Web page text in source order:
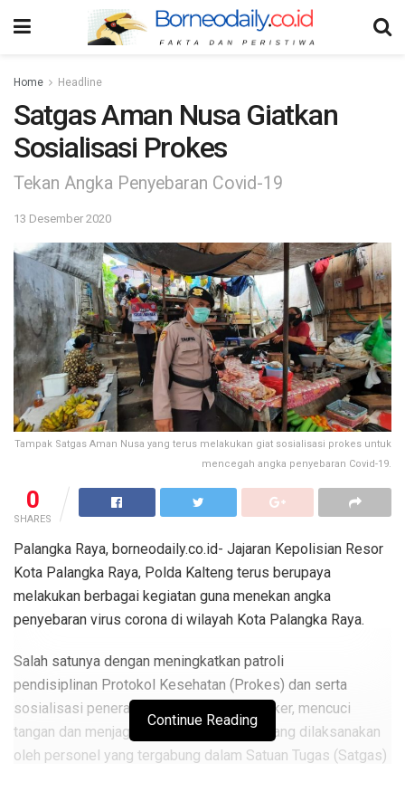
Home Headline
Satgas Aman Nusa Giatkan
Sosialisasi Prokes
Tekan Angka Penyebaran Covid-19
13 Desember 2020
Tampak Satgas Aman Nusa yang terus melakukan giat sosialisasi prokes untuk
mencegah angka penyebaran Covid-19.
0
SHARES
Palangka Raya, borneodaily.co.id- Jajaran Kepolisian Resor
Kota Palangka Raya, Polda Kalteng terus berupaya
melakukan berbagai kegiatan guna menekan angka
penyebaran virus corona di wilayah Kota Palangka Raya.
Salah satunya dengan meningkatkan patroli
pendisiplinan Protokol Kesehatan (Prokes) dan serta
sosialisasi penerapan 3M (memakai masker, mencuci
tangan dan menjaga jarak) sebagaimana yang dilaksanakan
oleh personel yang tergabung dalam Satuan Tugas (Satgas)
Continue Reading